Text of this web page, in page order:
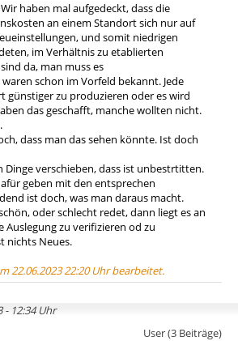
haben mal aufgedeckt, dass die
an einem Standort sich nur auf
und somit niedrigen
im Verhältnis zu etablierten
da, man muss es
schon im Vorfeld bekannt. Jede
günstiger zu produzieren oder es wird
das geschafft, manche wollten nicht.
dass man das sehen könnte. Ist doch
Dinge verschieben, dass ist unbestrtitten.
geben mit den entsprechen
ist doch, was man daraus macht.
oder schlecht redet, dann liegt es an
Auslegung zu verifizieren od zu
nichts Neues.
22.06.2023 22:20 Uhr bearbeitet.
- 12:34 Uhr
User (3 Beiträge)